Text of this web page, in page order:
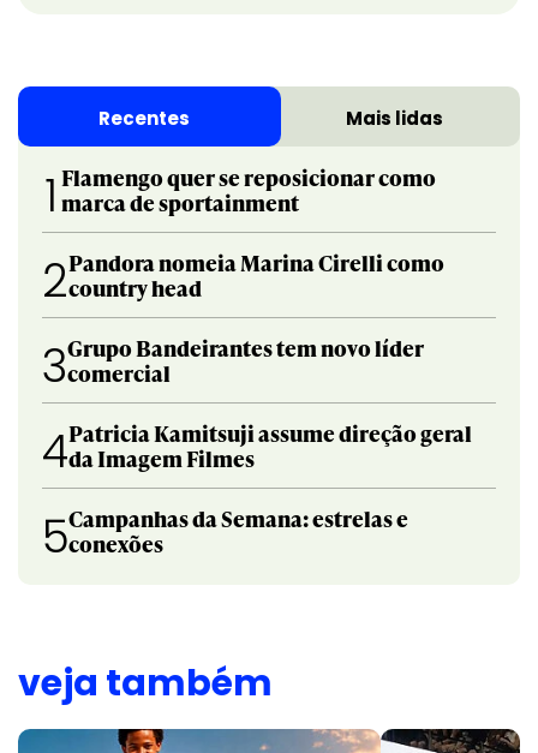
Recentes Mais lidas
1 Flamengo quer se reposicionar como
marca de sportainment
2Pandora nomeia Marina Cirelli como
country head
3Grupo Bandeirantes tem novo líder
comercial
4Patricia Kamitsuji assume direção geral
da Imagem Filmes
5Campanhas da Semana: estrelas e
conexões
veja também